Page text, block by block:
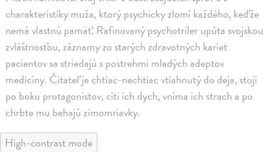
charakteristiky muža, ktorý psychicky zlomí každého, keďže
nemá vlastnú pamäť. Rafinovaný psychotriler upúta svojskou
zvláštnosťou, záznamy zo starých zdravotných kariet
pacientov sa striedajú s postrehmi mladých adeptov
medicíny. Čitateľ je chtiac-nechtiac vtiahnutý do deja, stojí
po boku protagonistov, cíti ich dych, vníma ich strach a po
chrbte mu behajú zimomriavky.
High-contrast mode